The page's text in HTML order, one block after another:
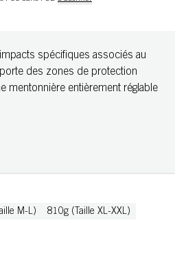
spécifiques associés au
des zones de protection
mentonnière entièrement réglable
M-L) 810g (Taille XL-XXL)